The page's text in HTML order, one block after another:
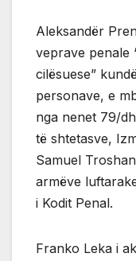
Aleksandër
veprave penale
cilësuese”
personave, e
nga nenet 79/
të shtetasve,
Samuel
armëve
i Kodit Penal.
Franko Leka i